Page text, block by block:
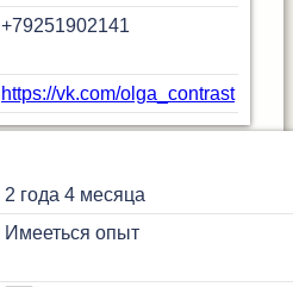
+79251902141
https://vk.com/olga_contrast
2 года 4 месяца
Имееться опыт